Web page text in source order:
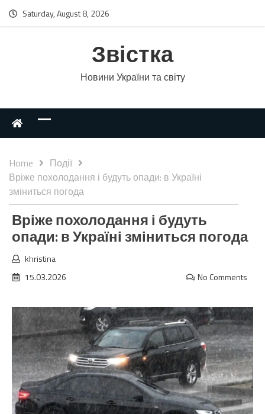
Saturday, August 8, 2026
Звістка
Новини України та світу
Home
Події
Вріже похолодання і будуть опади: в Україні
зміниться погода
Вріже похолодання і будуть
опади: в Україні зміниться погода
khristina
15.03.2026
No Comments